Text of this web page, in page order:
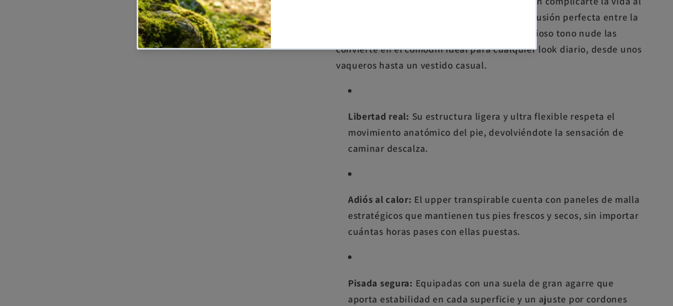
para mujer son la fusión perfecta entre la
filosofía barefoot y el diseño urbano. Su precioso tono nude las
convierte en el comodín ideal para cualquier look diario, desde unos
vaqueros hasta un vestido casual.
Libertad real: Su estructura ligera y ultra flexible respeta el
movimiento anatómico del pie, devolviéndote la sensación de
caminar descalza.
Adiós al calor: El upper transpirable cuenta con paneles de malla
estratégicos que mantienen tus pies frescos y secos, sin importar
cuántas horas pases con ellas puestas.
Pisada segura: Equipadas con una suela de gran agarre que
aporta estabilidad en cada superficie y un ajuste por cordones